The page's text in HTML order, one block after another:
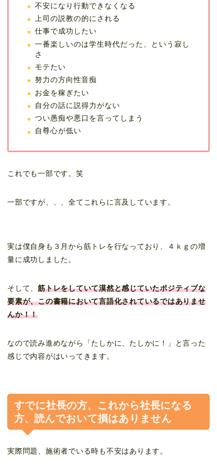
不安になり行動できなくなる
上司の説教の的にされる
仕事で成功したい
一番楽しいのは学生時代だった、という寂し
さ
モテたい
努力の方向性音痴
お金を稼ぎたい
自分の話に説得力がない
つい愚痴や悪口を言ってしまう
自尊心が低い
これでも一部です。笑
一部ですが、、、全てこれらに言及しています。
実は僕自身も３月から筋トレを行なっており、４ｋｇの増
量に成功しました。
そして、筋トレをしていて漠然と感じていたポジティブな
要素が、この書籍において言語化されているではありませ
んか！！
なので読み進めながら「たしかに、たしかに！」と言った
感じで内容がはいってきます。
すでに社長の方、これから社長になる
方、読んでおいて損はありません
実際問題、施術者でいる時も不安はあります。